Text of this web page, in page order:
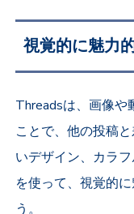
視覚的に魅力
Threadsは、画像や
ことで、他の投稿
いデザイン、カラ
を使って、視覚的
う。